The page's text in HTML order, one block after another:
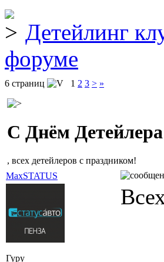
Детейлинг
форуме
6 страниц 1 2 3 > »
C Днём
, всех детейлеров с праздником!
MaxSTATUS
Гуру